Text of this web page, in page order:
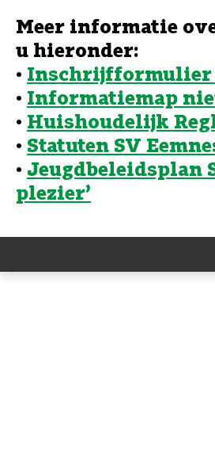
Meer informatie
u hieronder:
• Inschrijfformulier
• Informatiemap
• Huishoudelijk
• Statuten SV
• Jeugdbeleidsplan
plezier’